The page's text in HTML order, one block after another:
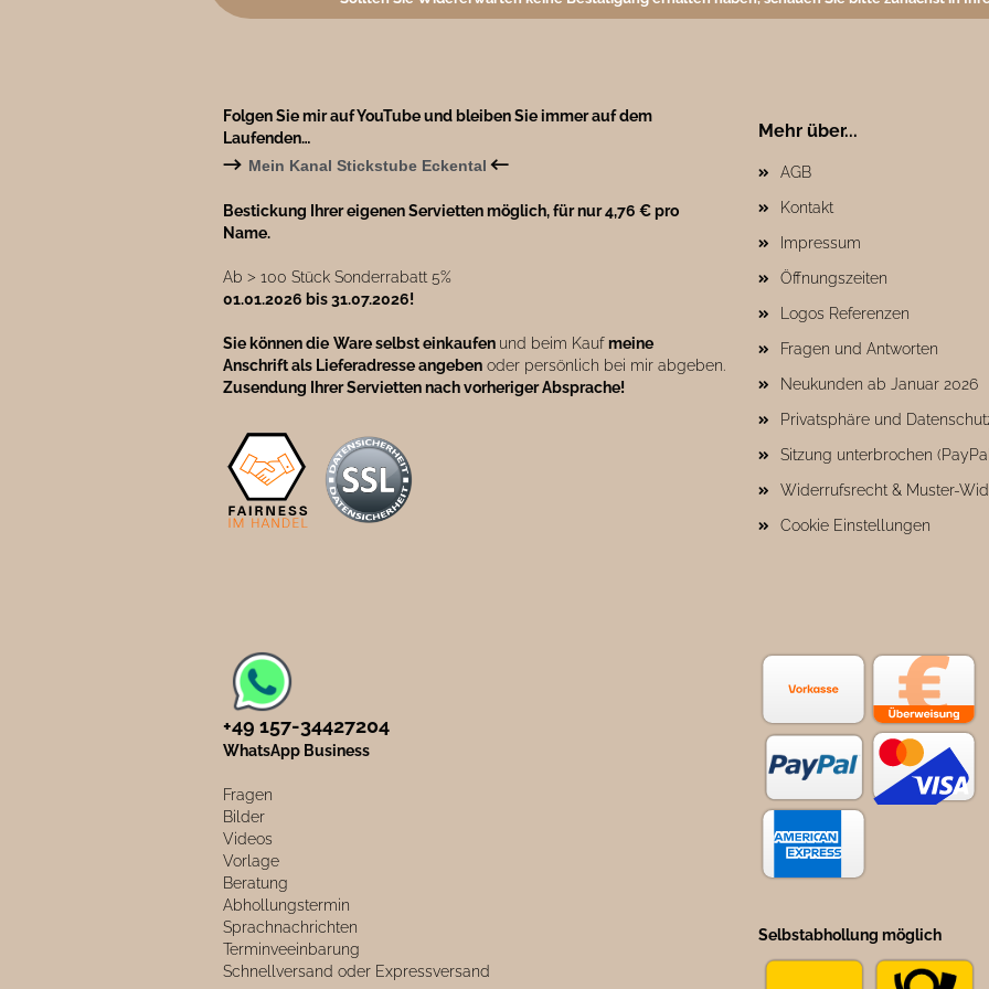
Folgen Sie mir auf YouTube und bleiben Sie immer auf dem
Laufenden…
→ Mein Kanal Stickstube Eckental ←
Bestickung Ihrer eigenen Servietten möglich, für nur 4,76 € pro
Name.
Ab ˃ 100 Stück Sonderrabatt 5%
01.01.2026 bis 31.07.2026!
Sie können die Ware selbst einkaufen und beim Kaufmeine
Anschrift als Lieferadresse angeben oder persönlich bei mir abgeben.
Zusendung Ihrer Servietten nach vorheriger Absprache!
Mehr über...
AGB
Kontakt
Impressum
Öffnungszeiten
Logos Referenzen
Fragen und Antworten
Neukunden ab Januar 2026
Privatsphäre und
Sitzung unterbrochen
Widerrufsrecht & Muster-
Cookie Einstellungen
+49 157-34427204​
WhatsApp Business
Fragen
Bilder
Videos
Vorlage
Beratung
Abhollungstermin
Sprachnachrichten
Terminveeinbarung
Schnellversand oder Expressversand
Selbstabhollung möglich